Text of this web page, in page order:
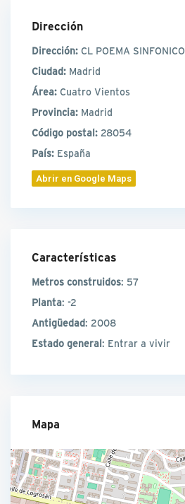
Dirección
Dirección: CL POEMA SINFONICO
Ciudad: Madrid
Área: Cuatro Vientos
Provincia: Madrid
Código postal: 28054
País: España
Abrir en Google Maps
Características
Metros construidos: 57
Planta: -2
Antigüedad: 2008
Estado general: Entrar a vivir
Mapa